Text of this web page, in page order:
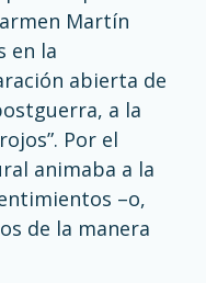
Martín
en la
abierta de
a la
Por el
animaba a la
–o,
de la manera